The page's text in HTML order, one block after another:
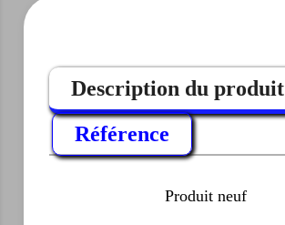
Description du produit
Référence
Produit neuf